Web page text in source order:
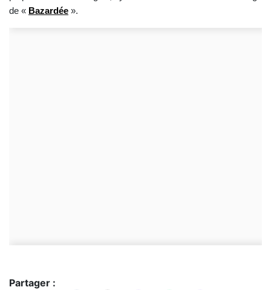
de « Bazardée ».
Partager :